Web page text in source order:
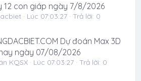
12 con giáp ngày 7/8/2026
Lúc 07:03:27
Trả lời: 0
Dự đoán Max 3D
ngày 07/08/2026
KQSX Lúc 07:03:27
Trả lời: 0